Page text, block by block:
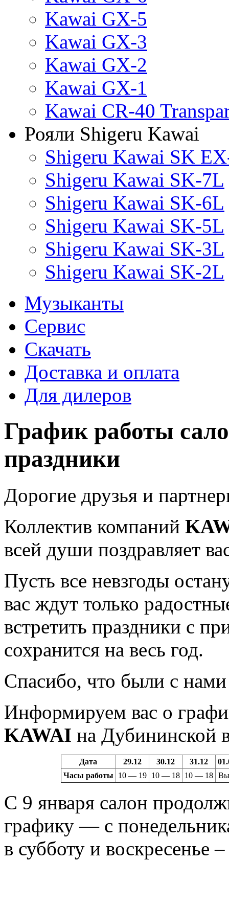
Kawai GX-5
Kawai GX-3
Kawai GX-2
Kawai GX-1
Kawai CR-40
Рояли Shigeru Kawai
Shigeru Kawai SK
Shigeru Kawai SK-7L
Shigeru Kawai SK-6L
Shigeru Kawai SK-5L
Shigeru Kawai SK-3L
Shigeru Kawai SK-2L
Музыканты
Сервис
Скачать
Доставка и оплата
Для дилеров
График работы
праздники
Дорогие друзья и
Коллектив компаний
всей души поздравляет
Пусть все невзгоды
вас ждут только
встретить праздники с
сохранится на весь год.
Спасибо, что были с
Информируем вас о
KAWAI на Дубининской
Дата 29.12 30.12 31.12
Часы работы
10 — 19 10 — 18 10 — 18
С 9 января салон
графику — с
в субботу и воскресенье